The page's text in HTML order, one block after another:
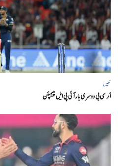
کھیل
آر سی بی دوسری بار آئی پی ایل چیمپئن